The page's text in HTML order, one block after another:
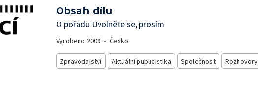
Obsah dílu
O pořadu Uvolněte se, prosím
Vyrobeno 2009 • Česko
Zpravodajství Aktuální publicistika Společnost Rozhovory